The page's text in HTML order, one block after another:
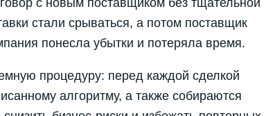
с новым поставщиком без тщательной
стали срываться, а потом поставщик
понесла убытки и потеряла время.
процедуру: перед каждой сделкой
алгоритму, а также собираются